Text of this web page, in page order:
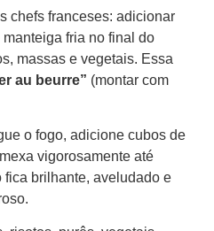
chefs franceses: adicionar
fria no final do
massas e vegetais. Essa
au beurre” (montar com
o fogo, adicione cubos de
vigorosamente até
fica brilhante, aveludado e